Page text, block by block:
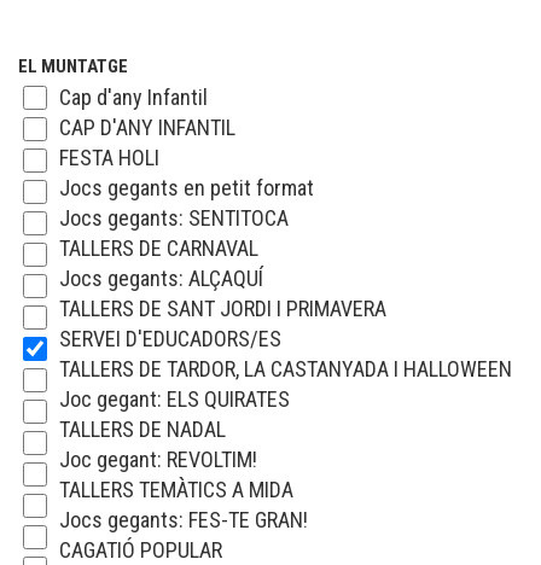
EL MUNTATGE
Cap d'any Infantil
CAP D'ANY INFANTIL
FESTA HOLI
Jocs gegants en petit format
Jocs gegants: SENTITOCA
TALLERS DE CARNAVAL
Jocs gegants: ALÇAQUÍ
TALLERS DE SANT JORDI I PRIMAVERA
SERVEI D'EDUCADORS/ES
TALLERS DE TARDOR, LA CASTANYADA I HALLOWEEN
Joc gegant: ELS QUIRATES
TALLERS DE NADAL
Joc gegant: REVOLTIM!
TALLERS TEMÀTICS A MIDA
Jocs gegants: FES-TE GRAN!
CAGATIÓ POPULAR